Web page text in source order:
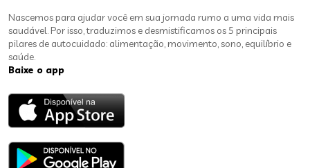
Nascemos para ajudar você em sua jornada rumo a uma vida mais
saudável. Por isso, traduzimos e desmistificamos os 5 principais
pilares de autocuidado: alimentação, movimento, sono, equilíbrio e
saúde.
Baixe o app